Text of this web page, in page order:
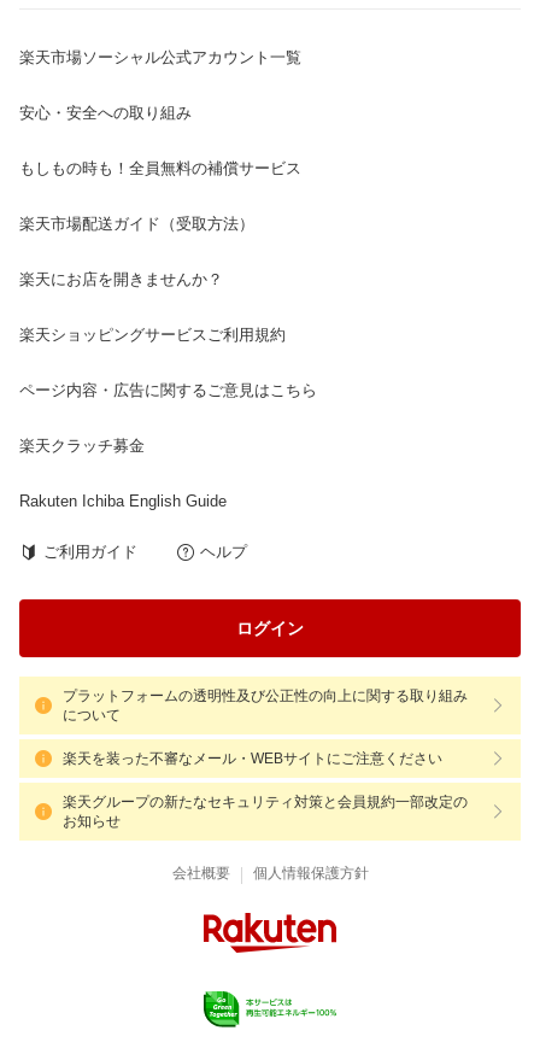
楽天市場ソーシャル公式アカウント一覧
安心・安全への取り組み
もしもの時も！全員無料の補償サービス
楽天市場配送ガイド（受取方法）
楽天にお店を開きませんか？
楽天ショッピングサービスご利用規約
ページ内容・広告に関するご意見はこちら
楽天クラッチ募金
Rakuten Ichiba English Guide
ご利用ガイド ヘルプ
ログイン
プラットフォームの透明性及び公正性の向上に関する取り組み
について
楽天を装った不審なメール・WEBサイトにご注意ください
楽天グループの新たなセキュリティ対策と会員規約一部改定の
お知らせ
会社概要 | 個人情報保護方針